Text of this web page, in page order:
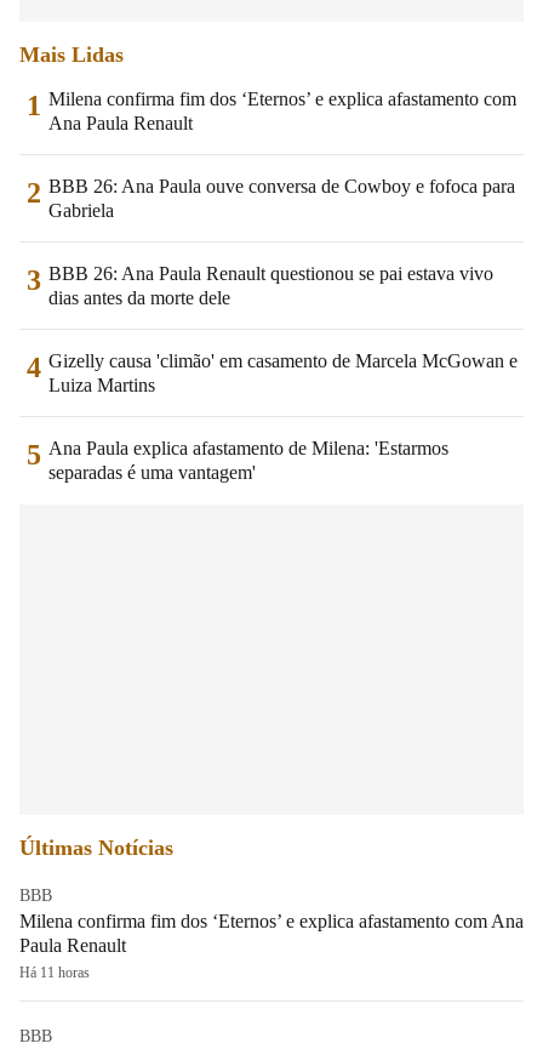
Mais Lidas
1 Milena confirma fim dos ‘Eternos’ e explica afastamento com
Ana Paula Renault
2 BBB 26: Ana Paula ouve conversa de Cowboy e fofoca para
Gabriela
3 BBB 26: Ana Paula Renault questionou se pai estava vivo
dias antes da morte dele
4 Gizelly causa 'climão' em casamento de Marcela McGowan e
Luiza Martins
5 Ana Paula explica afastamento de Milena: 'Estarmos
separadas é uma vantagem'
Últimas Notícias
BBB
Milena confirma fim dos ‘Eternos’ e explica afastamento com Ana
Paula Renault
Há 11 horas
BBB